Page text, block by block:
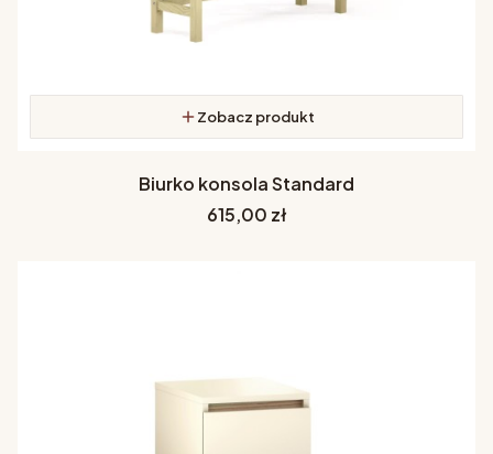
Zobacz produkt
Biurko konsola Standard
Cena
615,00 zł